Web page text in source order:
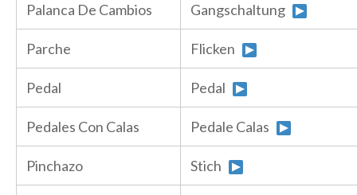
Palanca De Cambios Gangschaltung
Parche Flicken
Pedal Pedal
Pedales Con Calas Pedale Calas
Pinchazo Stich